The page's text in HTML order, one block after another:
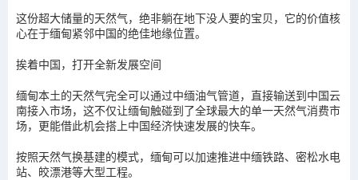
这份超大储量的天然气，绝非躺在地下没人要的宝贝，它的价值核
心在于缅甸紧邻中国的绝佳地缘位置。
挨着中国，打开全新发展空间
缅甸本土的天然气完全可以通过中缅油气管道，直接输送到中国云
南接入市场，这不仅让缅甸触碰到了全球最大的单一天然气消费市
场，更能借此机会搭上中国经济快速发展的快车。
按照天然气换基建的模式，缅甸可以加速推进中缅铁路、密松水电
站、皎漂港等大型工程。